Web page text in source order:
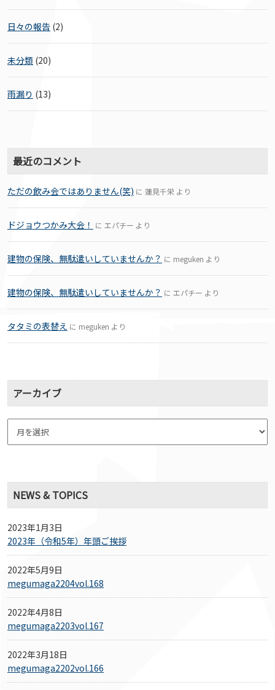
日々の報告 (2)
未分類 (20)
雨漏り (13)
最近のコメント
ただの飲み会ではありません(笑) に 蓮見千栄 より
ドジョウつかみ大会！ に エパチー より
建物の保険、無駄遣いしていませんか？ に meguken より
建物の保険、無駄遣いしていませんか？ に エパチー より
タタミの表替え に meguken より
アーカイブ
NEWS & TOPICS
2023年1月3日
2023年（令和5年）年頭ご挨拶
2022年5月9日
megumaga2204vol.168
2022年4月8日
megumaga2203vol.167
2022年3月18日
megumaga2202vol.166